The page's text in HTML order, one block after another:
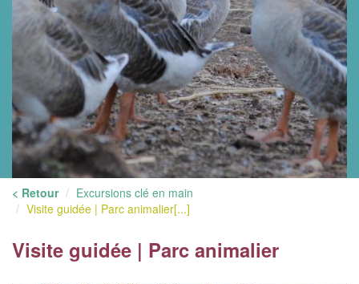
< Retour
Excursions clé en main
Visite guidée | Parc animalier[...]
Visite guidée | Parc animalier